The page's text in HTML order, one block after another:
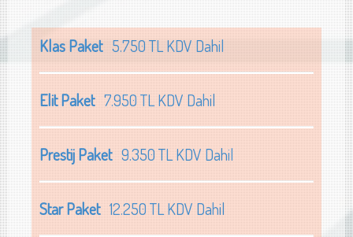
Klas Paket5.750 TL KDV Dahil
Elit Paket7.950 TL KDV Dahil
Prestij Paket9.350 TL KDV Dahil
Star Paket12.250 TL KDV Dahil